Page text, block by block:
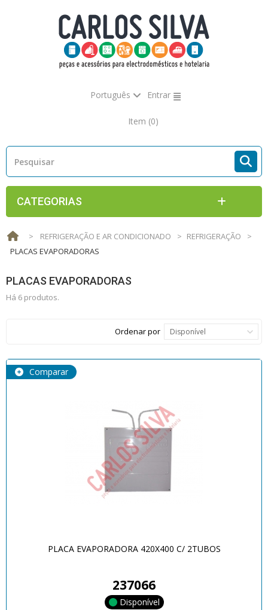
Português Entrar
Item (0)
CATEGORIAS
> REFRIGERAÇÃO E AR CONDICIONADO > REFRIGERAÇÃO
>
PLACAS EVAPORADORAS
PLACAS EVAPORADORAS
Há 6 produtos.
Ordenar por Disponível
Comparar
PLACA EVAPORADORA 420X400 C/ 2TUBOS
237066
Disponível